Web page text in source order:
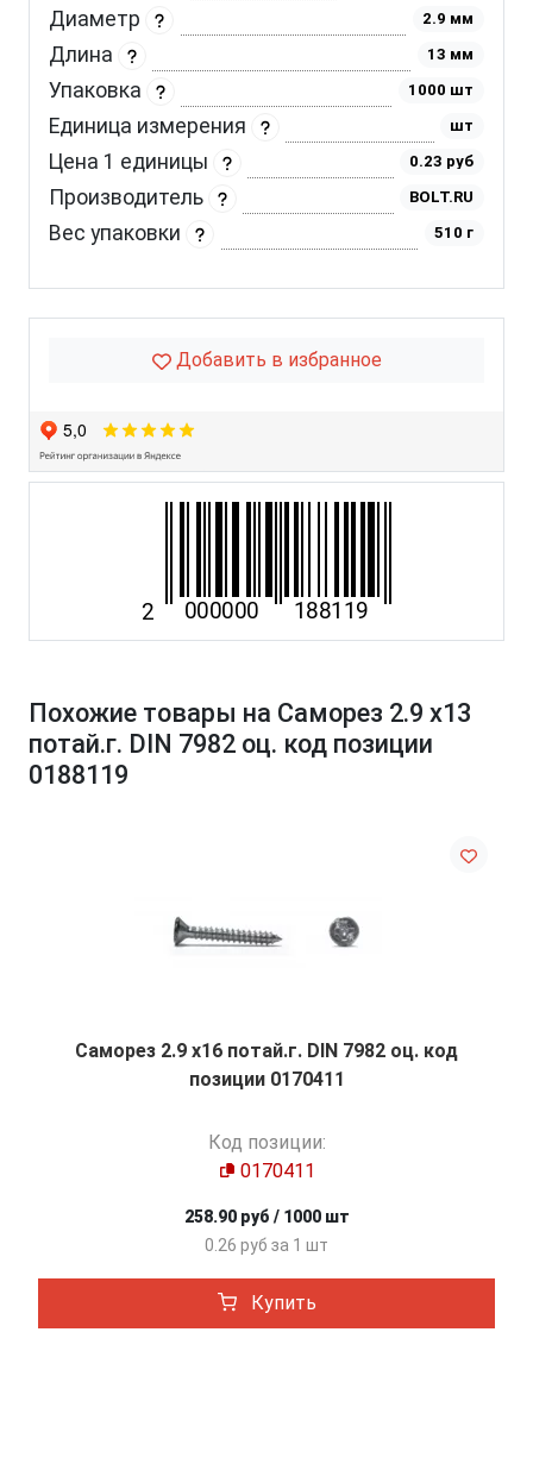
Диаметр 2.9 мм
Длина 13 мм
Упаковка 1000 шт
Единица измерения шт
Цена 1 единицы 0.23 руб
Производитель BOLT.RU
Вес упаковки 510 г
Добавить в избранное
Похожие товары на Саморез 2.9 х13
потай.г. DIN 7982 оц. код позиции
0188119
Саморез 2.9 х16 потай.г. DIN 7982 оц. код
позиции 0170411
Код позиции:
0170411
258.90 руб / 1000 шт
0.26 руб за 1 шт
Купить